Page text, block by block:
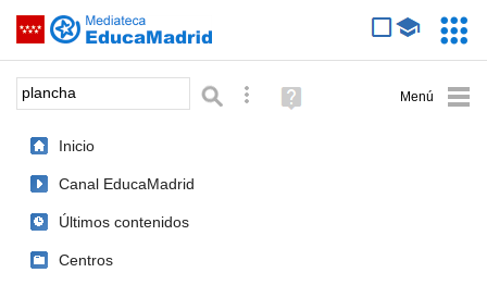
Saltar navegación
Palabra o frase: Búsqueda avanzada
Ayuda
(en
Inicio
Canal EducaMadrid
Últimos contenidos
Centros